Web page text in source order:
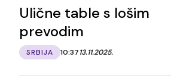
Ulične table s lošim
prevodim
SRBIJA 10:3713.11.2025.